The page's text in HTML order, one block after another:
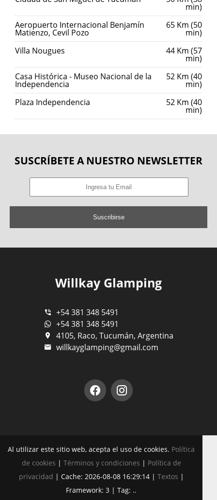
min)
Aeropuerto Internacional Benjamín
Matienzo, Cevil Pozo
65 Km (50
min)
Villa Nougues
44 Km (57
min)
Casa Histórica - Museo Nacional de la
Independencia
52 Km (40
min)
Plaza Independencia
52 Km (40
min)
SUSCRÍBETE A NUESTRO NEWSLETTER
Suscribirse
+54 381 348 5491
+54 381 348 5491
4105, Raco, Tucumán, Argentina
willkayglamping@gmail.com
Willkay Glamping
Al utilizar este sitio web, acepta el uso de cookies. Política
de cookies | Términos y condiciones | Política de
privacidad | Cache: 2026-08-08 16:29:14 | Textos |
Framework: 3 | Tag: ..